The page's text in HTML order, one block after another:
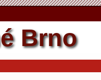
Brno